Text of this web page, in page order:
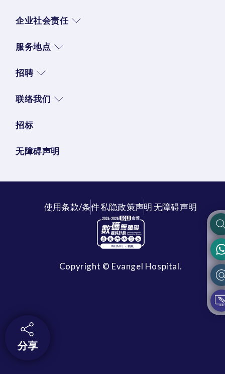
企业社会责任
服务地点
招聘
联络我们
招标
无障碍声明
使用条款/条件私隐政策声明无障碍声明
Copyright © Evangel Hospital.
分享